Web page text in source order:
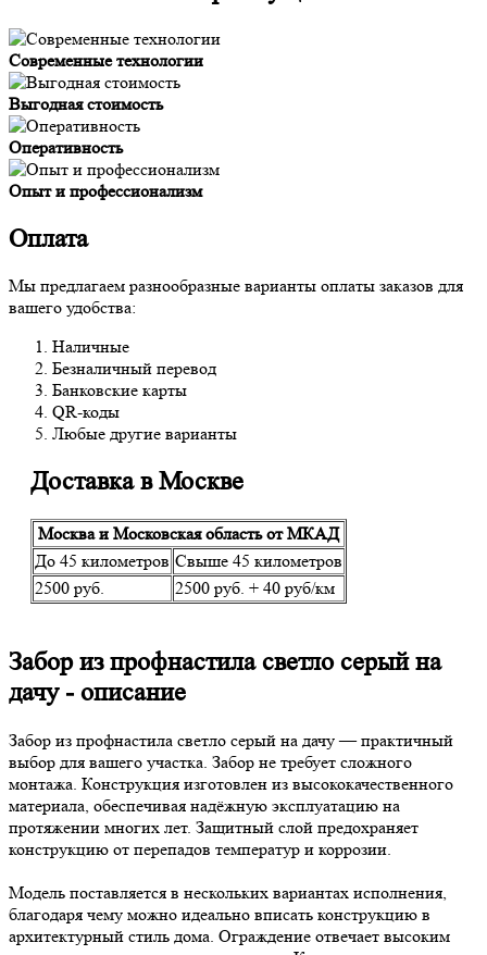
Современные технологии
Выгодная стоимость
Оперативность
Опыт и профессионализм
Оплата
Мы предлагаем разнообразные варианты оплаты заказов для
вашего удобства:
Наличные
Безналичный перевод
Банковские карты
QR-коды
Любые другие варианты
Доставка в Москве
Москва и Московская область от МКАД
До 45 километров Свыше 45 километров
2500 руб.
2500 руб. + 40 руб/км
Забор из профнастила светло серый на
дачу - описание
Забор из профнастила светло серый на дачу — практичный
выбор для вашего участка. Забор не требует сложного
монтажа. Конструкция изготовлен из высококачественного
материала, обеспечивая надёжную эксплуатацию на
протяжении многих лет. Защитный слой предохраняет
конструкцию от перепадов температур и коррозии.
Модель поставляется в нескольких вариантах исполнения,
благодаря чему можно идеально вписать конструкцию в
архитектурный стиль дома. Ограждение отвечает высоким